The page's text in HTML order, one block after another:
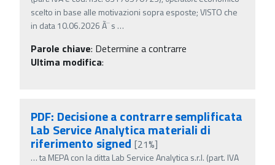
scelto in base alle motivazioni sopra esposte; VISTO che
in data 10.06.2026 Ã¨ s …
Parole chiave: Determine a contrarre
Ultima modifica:
PDF: Decisione a contrarre semplificata
Lab Service Analytica materiali di
riferimento signed [21%]
…ta MEPA con la ditta Lab Service Analytica s.r.l. (part. IVA